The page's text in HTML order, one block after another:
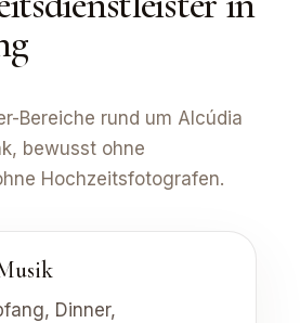
Bereiche rund um Alcúdia
bewusst ohne
Hochzeitsfotografen.
Dinner,